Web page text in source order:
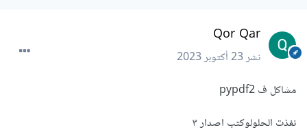
Qor Qar
نشر23 أكتوبر 2023
مشاكل ف pypdf2
نفذت الحلولوكتب اصدار ٣